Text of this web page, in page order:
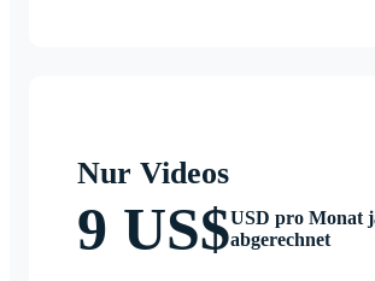
Nur Videos
9 US$USD pro Monat
abgerechnet